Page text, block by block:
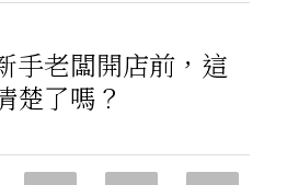
手老闆開店前，這
楚了嗎？